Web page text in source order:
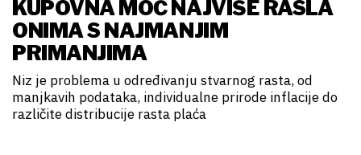
KUPOVNA MOĆ NAJVIŠE RASLA
ONIMA S NAJMANJIM
PRIMANJIMA
Niz je problema u određivanju stvarnog rasta, od
manjkavih podataka, individualne prirode inflacije do
različite distribucije rasta plaća